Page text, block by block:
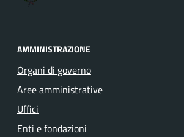
AMMINISTRAZIONE
Organi di governo
Aree amministrative
Uffici
Enti e fondazioni